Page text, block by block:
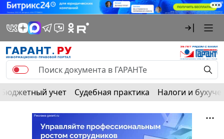
Бюджетный учет Судебная практика Налоги и